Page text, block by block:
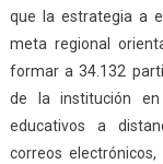
que la estrategia a
meta regional
formar a 34.132
de la institución
educativos a
correos